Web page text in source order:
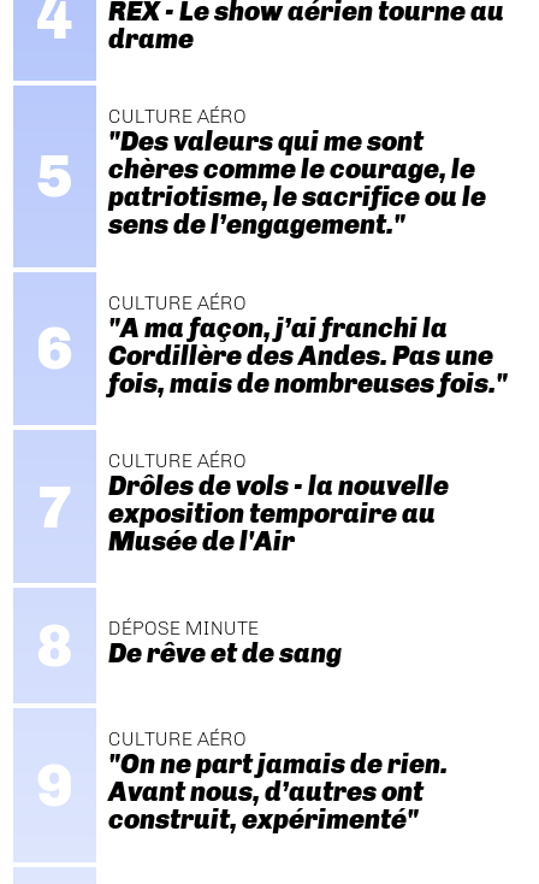
REX - Le show aérien tourne au
drame
CULTURE AÉRO
"Des valeurs qui me sont
chères comme le courage, le
patriotisme, le sacrifice ou le
sens de l’engagement."
CULTURE AÉRO
"A ma façon, j’ai franchi la
Cordillère des Andes. Pas une
fois, mais de nombreuses fois."
CULTURE AÉRO
Drôles de vols - la nouvelle
exposition temporaire au
Musée de l'Air
DÉPOSE MINUTE
De rêve et de sang
CULTURE AÉRO
"On ne part jamais de rien.
Avant nous, d’autres ont
construit, expérimenté"